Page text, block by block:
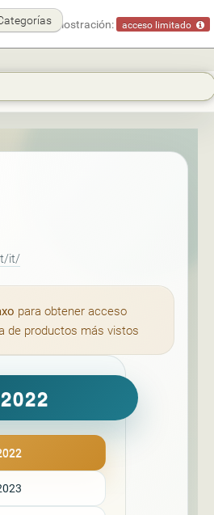
Modo demostración: acceso limitado
it/
para obtener acceso
de productos más vistos
2022